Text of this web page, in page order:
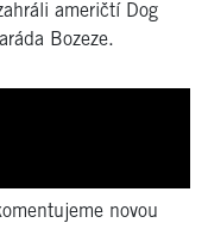
američtí Dog
Bozeze.
novou